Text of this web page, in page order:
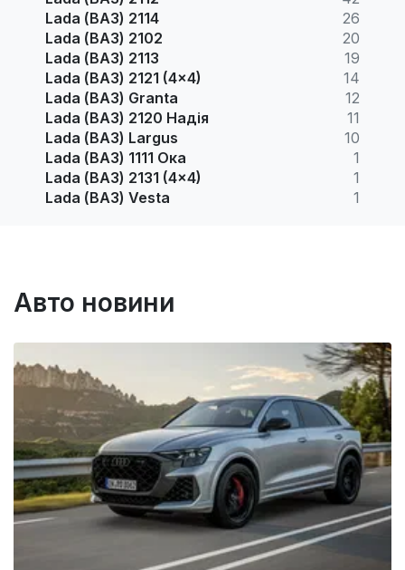
Lada (ВАЗ) 2114
26
Lada (ВАЗ) 2102
20
Lada (ВАЗ) 2113
19
Lada (ВАЗ) 2121 (4x4)
14
Lada (ВАЗ) Granta
12
Lada (ВАЗ) 2120 Надія
11
Lada (ВАЗ) Largus
10
Lada (ВАЗ) 1111 Ока
1
Lada (ВАЗ) 2131 (4x4)
1
Lada (ВАЗ) Vesta
1
Авто новини